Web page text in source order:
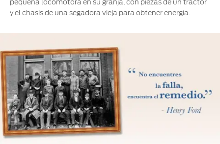
pequeña locomotora en su granja, con piezas de un tractor
y el chasis de una segadora vieja para obtener energía.